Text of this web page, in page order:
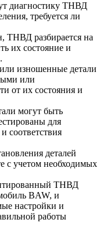
диагностику ТНВД
требуется ли
ТНВД разбирается на
их состояние и
изношенные детали
или
от их состояния и
могут быть
для
соответствия
деталей
с учетом необходимых
ТНВД
BAW, и
настройки и
работы